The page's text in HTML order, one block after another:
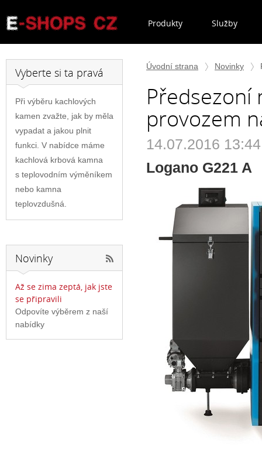
Produkty Služby
Úvodní strana Novinky
Předsezoní
provozem
14.07.2016 13:44
Logano G221 A
Vyberte si ta pravá
Při výběru kachlových
kamen zvažte, jak by měla
vypadat a jakou plnit
funkci. V nabídce máme
kachlová krbová kamna
s teplovodním výměníkem
nebo kamna
teplovzdušná.
Novinky
Až se zima zeptá, jak jste
se připravili
Odpovíte výběrem z naší
nabídky